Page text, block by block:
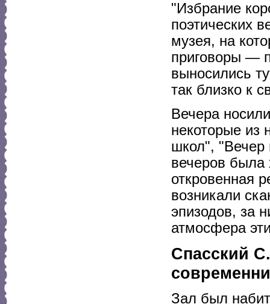
"Избрание
поэтических
музея, на
приговоры —
выносились
так близко к
Вечера
некоторые из
школ", "Вечер
вечеров была
откровенная
возникали
эпизодов, за
атмосфера
Спасский
Зал был